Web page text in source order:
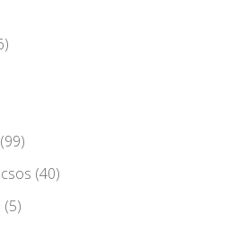
(99)
(40)
(5)